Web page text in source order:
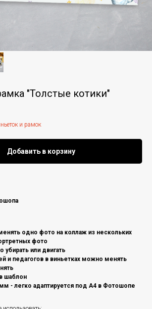
"Толстые котики"
и рамок
Добавить в корзину
одно фото на коллаж из нескольких
фото
или двигать
и педагогов в виньетках можно менять
шаблон
- легко адаптируется под А4 в Фотошопе